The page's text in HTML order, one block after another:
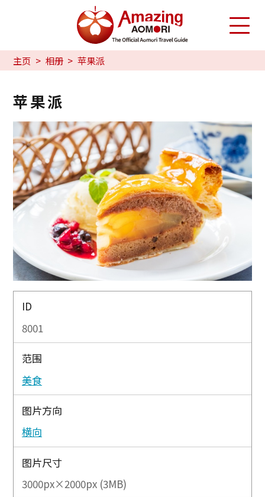
主页 相册 苹果派
苹果派
ID
8001
范围
美食
图片方向
横向
图片尺寸
3000px×2000px (3MB)